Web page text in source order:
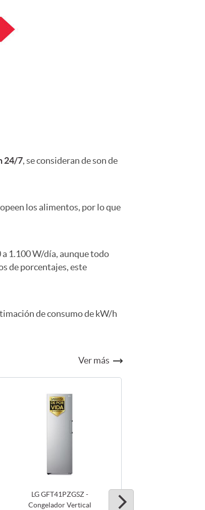
24/7, se consideran de son de
los alimentos, por lo que
1.100 W/día, aunque todo
de porcentajes, este
de consumo de kW/h
Ver más
LG GFT41PZGSZ -
Congelador Vertical